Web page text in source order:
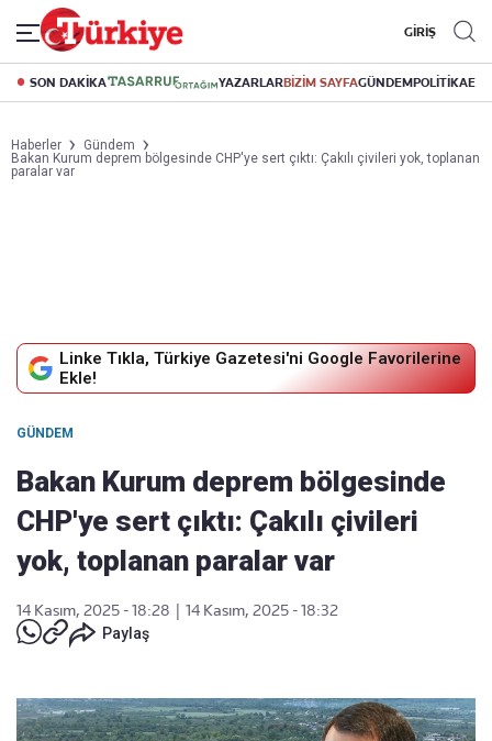
GİRİŞ
SON DAKİKA YAZARLARBİZİM SAYFAGÜNDEMPOLİTİKA
Haberler
Gündem
Bakan Kurum deprem bölgesinde CHP'ye sert çıktı: Çakılı çivileri yok, toplanan
paralar var
Linke Tıkla, Türkiye Gazetesi'ni Google Favorilerine
Ekle!
GÜNDEM
Bakan Kurum deprem bölgesinde
CHP'ye sert çıktı: Çakılı çivileri
yok, toplanan paralar var
14 Kasım, 2025 - 18:28
14 Kasım, 2025 - 18:32
Paylaş